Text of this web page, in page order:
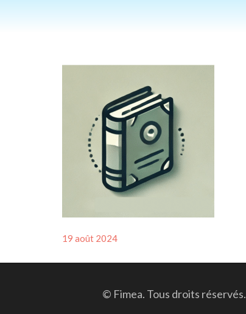
Posted
19 août 2024
© Fimea. Tous droits réservés.